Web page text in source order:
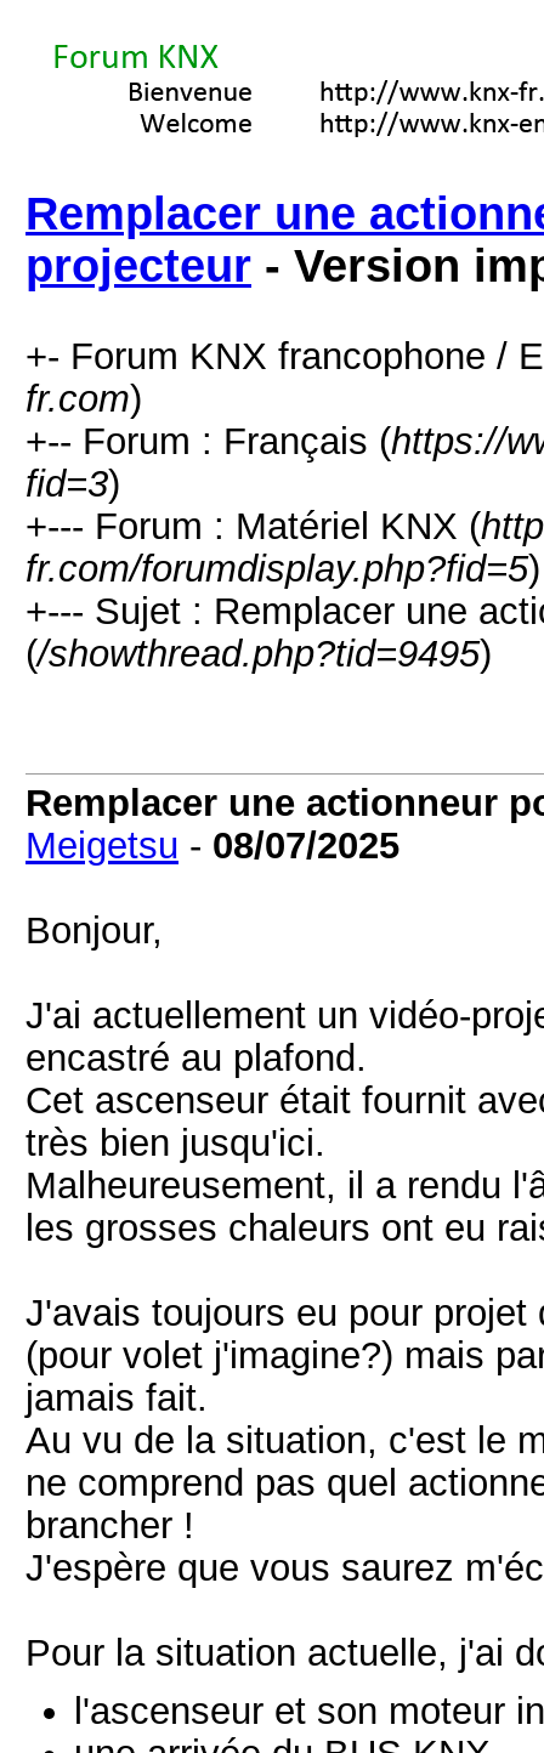
Remplacer une
projecteur - Version
+- Forum KNX francophone /
fr.com)
+-- Forum : Français (https://
fid=3)
+--- Forum : Matériel KNX (
fr.com/forumdisplay.php?fid=5)
+--- Sujet : Remplacer une
(/showthread.php?tid=9495)
Remplacer une actionneur
Meigetsu - 08/07/2025
Bonjour,
J'ai actuellement un vidéo-
encastré au plafond.
Cet ascenseur était fournit
très bien jusqu'ici.
Malheureusement, il a rendu
les grosses chaleurs ont eu
J'avais toujours eu pour
(pour volet j'imagine?) mais
jamais fait.
Au vu de la situation, c'est le
ne comprend pas quel
brancher !
J'espère que vous saurez
Pour la situation actuelle, j'ai
l'ascenseur et son moteur